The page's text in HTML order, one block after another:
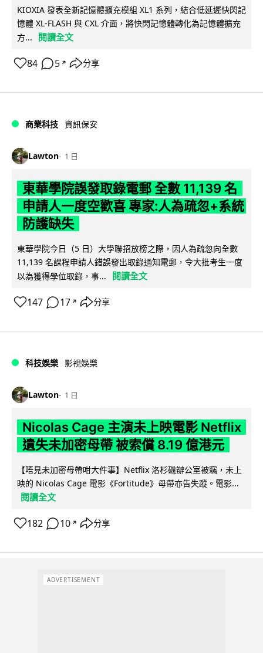
KIOXIA 發表全新記憶體擴充模組 XL1 系列，結合低延遲快閃記
憶體 XL-FLASH 與 CXL 介面，將快閃記憶體轉化為記憶體擴充
方...
閱讀全文
84 5 ↗ 分享
商業科技 資訊保安
Lawton 1 日
東華學院誤發取錄電郵 全數 11,139 名
申請人一度空歡喜 專家:人為疏忽+系統
防護缺失
東華學院今日（5 日）大學聯招放榜之際，因人為疏忽向全數
11,139 名課程申請人錯誤發出取錄通知電郵，令大批考生一度
以為獲得學位取錄，事...
閱讀全文
147 17 ↗ 分享
科技娛樂 影視娛樂
Lawton 1 日
Nicolas Cage 主演未上映電影 Netflix
遺失未加密母帶 被索償 8.19 億港元
【唔見未加密母帶咁大件事】Netflix 洛杉磯辦公室被竊，未上
映的 Nicolas Cage 電影《Fortitude》母帶亦告失蹤。電影...
閱讀全文
182 10 ↗ 分享
ADVERTISEMENT